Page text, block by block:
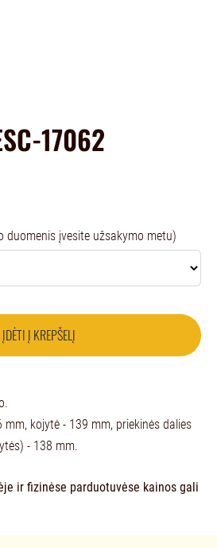
17062
duomenis įvesite užsakymo metu)
ĮDĖTI Į KREPŠELĮ
mm, kojytė - 139 mm, priekinės dalies
- 138 mm.
ir fizinėse parduotuvėse kainos gali